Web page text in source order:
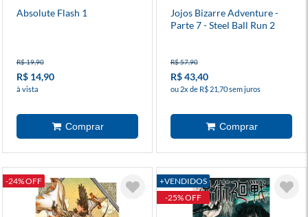
Absolute Flash 1
R$ 19,90
R$ 14,90
à vista
Jojos Bizarre Adventure -
Parte 7 - Steel Ball Run 2
R$ 57,90
R$ 43,40
ou 2x de R$ 21,70 sem juros
-24% OFF
+VENDIDOS
-25% OFF